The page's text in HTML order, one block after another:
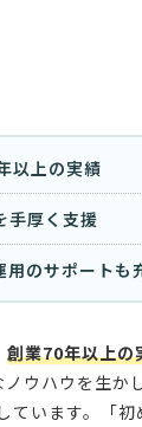
以上の実績
手厚く支援
用のサポートも
創業70年以上の
ウハウを生か
ています。「初